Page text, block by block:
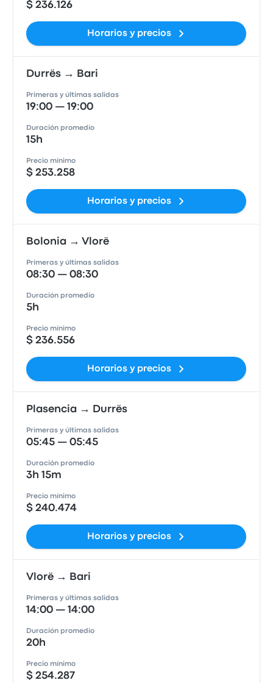
$ 236.126
Horarios y precios
Durrës → Bari
Primeras y últimas salidas
19:00 — 19:00
Duración promedio
15h
Precio mínimo
$ 253.258
Horarios y precios
Bolonia → Vlorë
Primeras y últimas salidas
08:30 — 08:30
Duración promedio
5h
Precio mínimo
$ 236.556
Horarios y precios
Plasencia → Durrës
Primeras y últimas salidas
05:45 — 05:45
Duración promedio
3h 15m
Precio mínimo
$ 240.474
Horarios y precios
Vlorë → Bari
Primeras y últimas salidas
14:00 — 14:00
Duración promedio
20h
Precio mínimo
$ 254.287